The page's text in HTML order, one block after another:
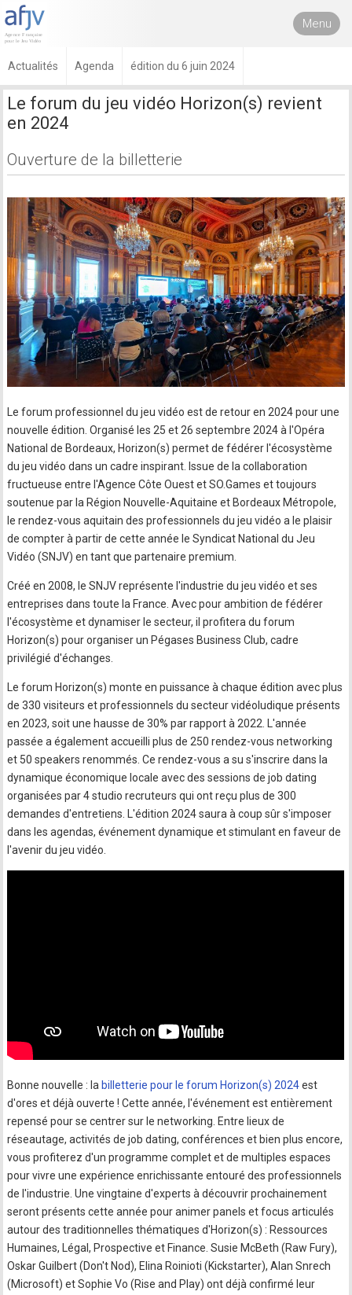
Menu
Actualités Agenda édition du 6 juin 2024
Le forum du jeu vidéo Horizon(s) revient
en 2024
Ouverture de la billetterie
Le forum professionnel du jeu vidéo est de retour en 2024 pour une
nouvelle édition. Organisé les 25 et 26 septembre 2024 à l'Opéra
National de Bordeaux, Horizon(s) permet de fédérer l'écosystème
du jeu vidéo dans un cadre inspirant. Issue de la collaboration
fructueuse entre l'Agence Côte Ouest et SO.Games et toujours
soutenue par la Région Nouvelle-Aquitaine et Bordeaux Métropole,
le rendez-vous aquitain des professionnels du jeu vidéo a le plaisir
de compter à partir de cette année le Syndicat National du Jeu
Vidéo (SNJV) en tant que partenaire premium.
Créé en 2008, le SNJV représente l'industrie du jeu vidéo et ses
entreprises dans toute la France. Avec pour ambition de fédérer
l'écosystème et dynamiser le secteur, il profitera du forum
Horizon(s) pour organiser un Pégases Business Club, cadre
privilégié d'échanges.
Le forum Horizon(s) monte en puissance à chaque édition avec plus
de 330 visiteurs et professionnels du secteur vidéoludique présents
en 2023, soit une hausse de 30% par rapport à 2022. L'année
passée a également accueilli plus de 250 rendez-vous networking
et 50 speakers renommés. Ce rendez-vous a su s'inscrire dans la
dynamique économique locale avec des sessions de job dating
organisées par 4 studio recruteurs qui ont reçu plus de 300
demandes d'entretiens. L'édition 2024 saura à coup sûr s'imposer
dans les agendas, événement dynamique et stimulant en faveur de
l'avenir du jeu vidéo.
Bonne nouvelle : la billetterie pour le forum Horizon(s) 2024est
d'ores et déjà ouverte ! Cette année, l'événement est entièrement
repensé pour se centrer sur le networking. Entre lieux de
réseautage, activités de job dating, conférences et bien plus encore,
vous profiterez d'un programme complet et de multiples espaces
pour vivre une expérience enrichissante entouré des professionnels
de l'industrie. Une vingtaine d'experts à découvrir prochainement
seront présents cette année pour animer panels et focus articulés
autour des traditionnelles thématiques d'Horizon(s) : Ressources
Humaines, Légal, Prospective et Finance. Susie McBeth (Raw Fury),
Oskar Guilbert (Don't Nod), Elina Roinioti (Kickstarter), Alan Snrech
(Microsoft) et Sophie Vo (Rise and Play) ont déjà confirmé leur